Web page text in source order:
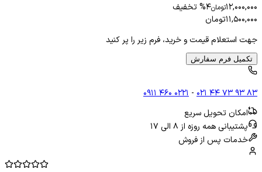
۱۲,۰۰۰,۰۰۰تومان۴% تخفیف
۱۱,۵۰۰,۰۰۰تومان
جهت استعلام قیمت و خرید، فرم زیر را پر کنید
تکمیل فرم سفارش
۰۲۱ ۴۴ ۷۳ ۹۳ ۸۳ - ۰۹۱۱ ۴۶۰ ۰۲۲۱
امکان تحویل سریع
پشتیبانی همه روزه از ۸ الی ۱۷
خدمات پس از فروش